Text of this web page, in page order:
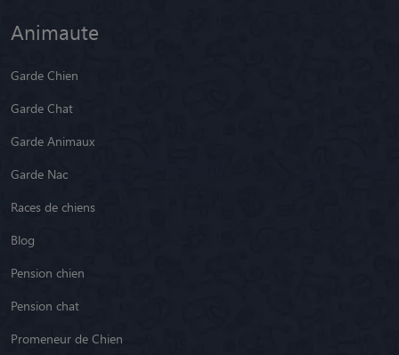
Animaute
Garde Chien
Garde Chat
Garde Animaux
Garde Nac
Races de chiens
Blog
Pension chien
Pension chat
Promeneur de Chien